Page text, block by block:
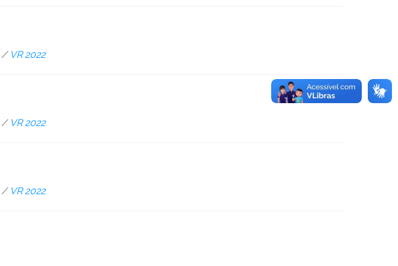
/ VR 2022
/ VR 2022
/ VR 2022